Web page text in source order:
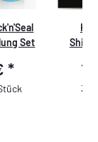
Set
*